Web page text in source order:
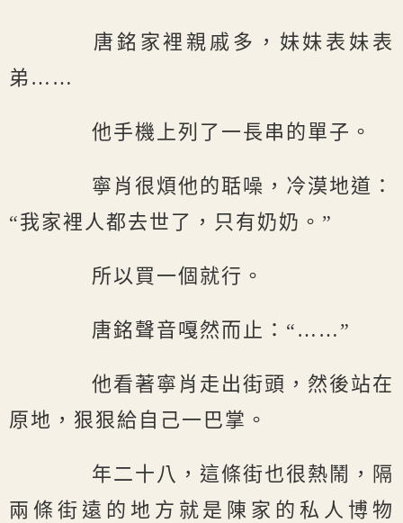
唐銘家裡親戚多，妹妹表妹表
弟……
他手機上列了一長串的單子。
寧肖很煩他的聒噪，冷漠地道：
“我家裡人都去世了，只有奶奶。”
所以買一個就行。
唐銘聲音嘎然而止：“……”
他看著寧肖走出街頭，然後站在
原地，狠狠給自己一巴掌。
年二十八，這條街也很熱鬧，隔
兩條街遠的地方就是陳家的私人博物